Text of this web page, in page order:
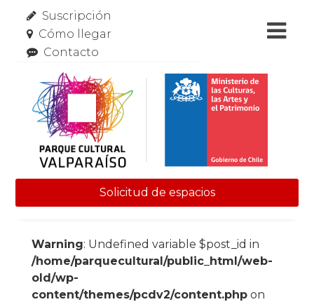
Suscripción
Cómo llegar
Contacto
Solicitud de espacios
Warning: Undefined variable $post_id in
/home/parquecultural/public_html/web-
old/wp-
content/themes/pcdv2/content.phpon